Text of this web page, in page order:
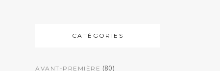
CATÉGORIES
AVANT-PREMIÈRE (80)